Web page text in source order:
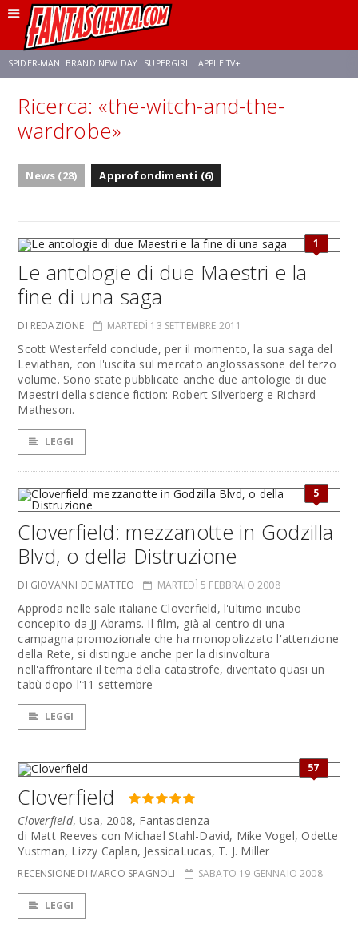
SPIDER-MAN: BRAND NEW DAY SUPERGIRL APPLE TV+
FRANCO RICCIARDIELLO ZENDAYA STAR TREK AVENGERS: DOOMSDAY
NETFLIX SADIE SINK STAR TREK: STRANGE NEW WORLDS
Ricerca: «the-witch-and-the-
wardrobe»
News (28) Approfondimenti (6)
1
Le antologie di due Maestri e la
fine di una saga
DI REDAZIONE MARTEDÌ 13 SETTEMBRE 2011
Scott Westerfeld conclude, per il momento, la sua saga del
Leviathan, con l'uscita sul mercato anglossassone del terzo
volume. Sono state pubblicate anche due antologie di due
Maestri della science fiction: Robert Silverberg e Richard
Matheson.
LEGGI
5
Cloverfield: mezzanotte in Godzilla
Blvd, o della Distruzione
DI GIOVANNI DE MATTEO MARTEDÌ 5 FEBBRAIO 2008
Approda nelle sale italiane Cloverfield, l'ultimo incubo
concepito da JJ Abrams. Il film, già al centro di una
campagna promozionale che ha monopolizzato l'attenzione
della Rete, si distingue anche per la disinvoltura
nell'affrontare il tema della catastrofe, diventato quasi un
tabù dopo l'11 settembre
LEGGI
57
Cloverfield
Cloverfield, Usa, 2008, Fantascienza
di Matt Reeves con Michael Stahl-David, Mike Vogel, Odette
Yustman, Lizzy Caplan, JessicaLucas, T. J. Miller
RECENSIONE DI MARCO SPAGNOLI SABATO 19 GENNAIO 2008
LEGGI